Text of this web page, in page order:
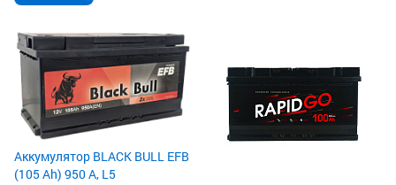
Аккумулятор BLACK BULL EFB
(105 Ah) 950 А, L5